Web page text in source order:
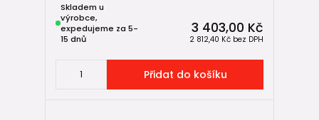
3 403,00 Kč
2 812,40 Kč bez DPH
Skladem u
výrobce,
expedujeme za 5-
15 dnů
Přidat do košíku